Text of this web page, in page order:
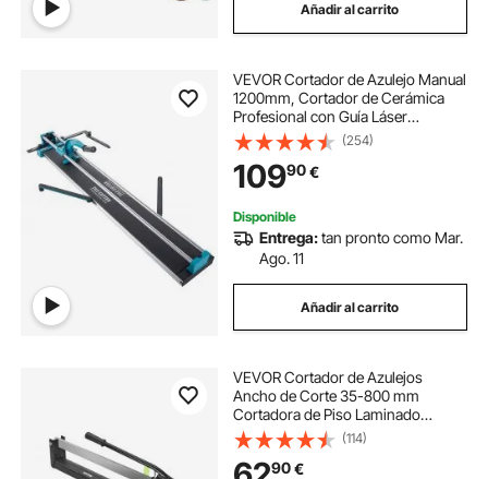
maquina de corte cortadora de espuma
cortadora azulejos grandes
cortador de azulejos de 800mm
cortador de diamante para azulejo
cortador para azulejos
cortadora azulejos 800mm
mejor cortadora de azulejos
Añadir al carrito
VEVOR Cortador de Azulejo Manual
1200mm, Cortador de Cerámica
Profesional con Guía Láser
Ajustable de Alta Precisión,
Máquina de Corte de Azulejo para
Cortar Azulejos, Piedra, Baldosas
Ordinarias
(254)
10990€
Disponible
Entrega:tan pronto como Mar.
Ago. 11
Añadir al carrito
VEVOR Cortador de Azulejos
Ancho de Corte 35-800 mm
Cortadora de Piso Laminado
Espesor 6-15 mm Posicionamiento
Láser Cortador Manual de Azulejos
Corte Preciso y Suave para Piedra,
(114)
90€